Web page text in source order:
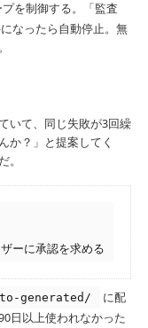
を制御する。「監査
なったら自動停止。無
いて、同じ失敗が3回繰
か？」と提案してく
。
ーに承認を求める
generated/
に配
日以上使われなかった